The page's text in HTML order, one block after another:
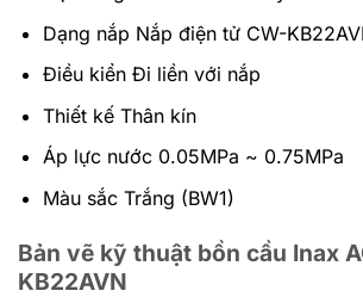
Dạng nắp Nắp điện tử CW-
Điều kiển Đi liền với nắp
Thiết kế Thân kín
Áp lực nước 0.05MPa ~ 0.75MPa
Màu sắc Trắng (BW1)
Bản vẽ kỹ thuật bồn cầu Inax
KB22AVN